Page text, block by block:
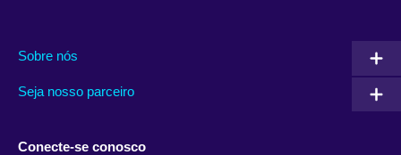
Sobre nós
Seja nosso parceiro
Conecte-se conosco